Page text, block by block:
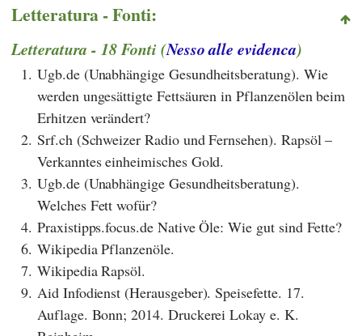
Letteratura - Fonti:
Letteratura - 18 Fonti (Nesso alle evidenca)
1. Ugb.de (Unabhängige Gesundheitsberatung). Wie
werden ungesättigte Fettsäuren in Pflanzenölen beim
Erhitzen verändert?
2. Srf.ch (Schweizer Radio und Fernsehen). Rapsöl –
Verkanntes einheimisches Gold.
3. Ugb.de (Unabhängige Gesundheitsberatung).
Welches Fett wofür?
4. Praxistipps.focus.de Native Öle: Wie gut sind Fette?
6. Wikipedia Pflanzenöle.
7. Wikipedia Rapsöl.
9. Aid Infodienst (Herausgeber). Speisefette. 17.
Auflage. Bonn; 2014. Druckerei Lokay e. K.